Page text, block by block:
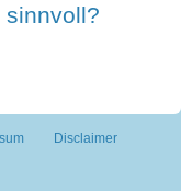
sinnvoll?
Disclaimer